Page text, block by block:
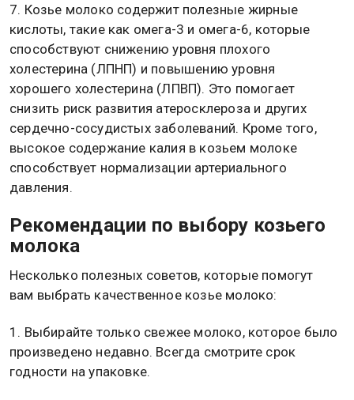
7. Козье молоко содержит полезные жирные
кислоты, такие как омега-3 и омега-6, которые
способствуют снижению уровня плохого
холестерина (ЛПНП) и повышению уровня
хорошего холестерина (ЛПВП). Это помогает
снизить риск развития атеросклероза и других
сердечно-сосудистых заболеваний. Кроме того,
высокое содержание калия в козьем молоке
способствует нормализации артериального
давления.
Рекомендации по выбору козьего
молока
Несколько полезных советов, которые помогут
вам выбрать качественное козье молоко:
1. Выбирайте только свежее молоко, которое было
произведено недавно. Всегда смотрите срок
годности на упаковке.